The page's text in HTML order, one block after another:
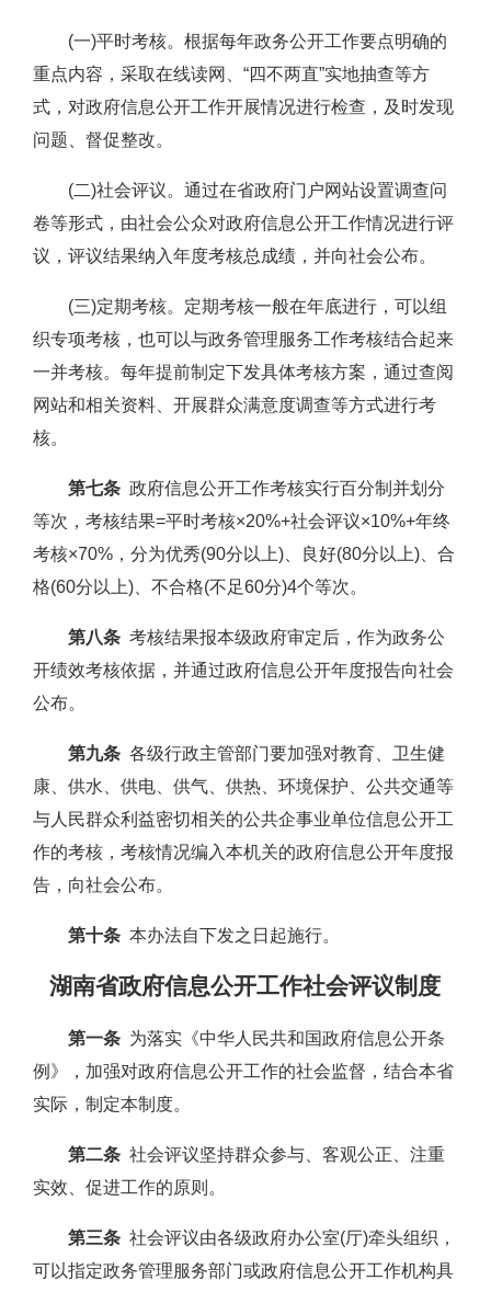
(一)平时考核。根据每年政务公开工作要点明确的
重点内容，采取在线读网、“四不两直”实地抽查等方
式，对政府信息公开工作开展情况进行检查，及时发现
问题、督促整改。
(二)社会评议。通过在省政府门户网站设置调查问
卷等形式，由社会公众对政府信息公开工作情况进行评
议，评议结果纳入年度考核总成绩，并向社会公布。
(三)定期考核。定期考核一般在年底进行，可以组
织专项考核，也可以与政务管理服务工作考核结合起来
一并考核。每年提前制定下发具体考核方案，通过查阅
网站和相关资料、开展群众满意度调查等方式进行考
核。
第七条 政府信息公开工作考核实行百分制并划分
等次，考核结果=平时考核×20%+社会评议×10%+年终
考核×70%，分为优秀(90分以上)、良好(80分以上)、合
格(60分以上)、不合格(不足60分)4个等次。
第八条 考核结果报本级政府审定后，作为政务公
开绩效考核依据，并通过政府信息公开年度报告向社会
公布。
第九条 各级行政主管部门要加强对教育、卫生健
康、供水、供电、供气、供热、环境保护、公共交通等
与人民群众利益密切相关的公共企事业单位信息公开工
作的考核，考核情况编入本机关的政府信息公开年度报
告，向社会公布。
第十条 本办法自下发之日起施行。
湖南省政府信息公开工作社会评议制度
第一条 为落实《中华人民共和国政府信息公开条
例》，加强对政府信息公开工作的社会监督，结合本省
实际，制定本制度。
第二条 社会评议坚持群众参与、客观公正、注重
实效、促进工作的原则。
第三条 社会评议由各级政府办公室(厅)牵头组织，
可以指定政务管理服务部门或政府信息公开工作机构具